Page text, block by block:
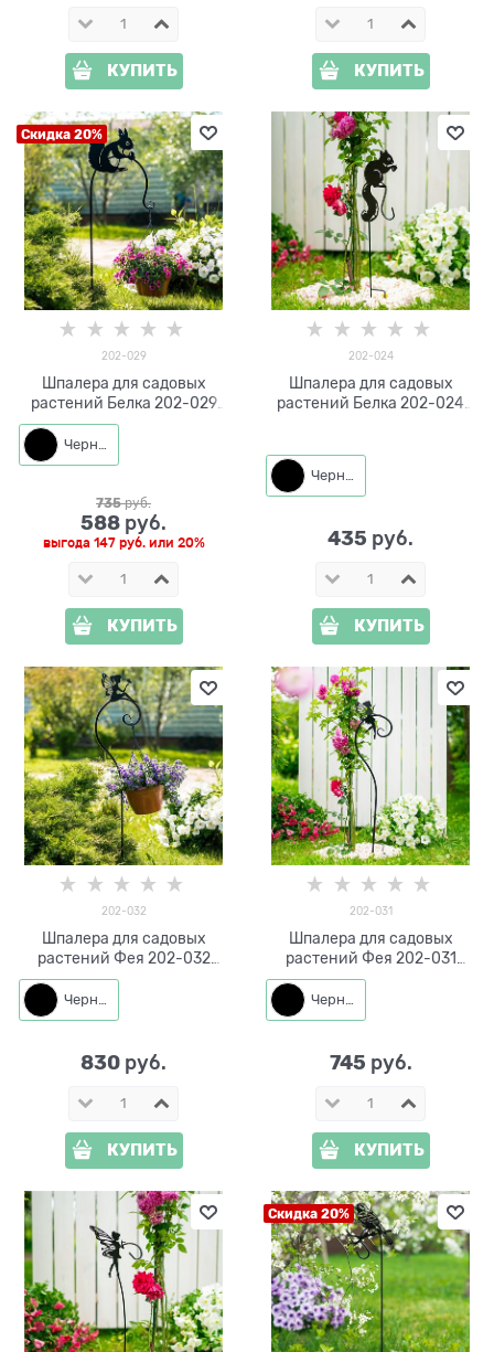
КУПИТЬ КУПИТЬ
Скидка 20%
202-029
Шпалера для садовых
растений Белка 202-029
h=100 см
Черный
735 руб.
588 руб.
выгода 147 руб.или 20%
КУПИТЬ
202-024
Шпалера для садовых
растений Белка 202-024
Черный
435 руб.
КУПИТЬ
202-032
Шпалера для садовых
растений Фея 202-032
h=118 см
Черный
830 руб.
КУПИТЬ
202-031
Шпалера для садовых
растений Фея 202-031
h=104 см
Черный
745 руб.
КУПИТЬ
Скидка 20%